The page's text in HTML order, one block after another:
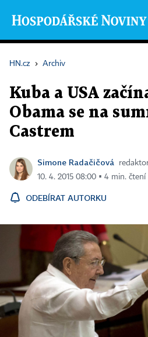
HN.cz › Archiv
Kuba a USA
Obama se na
Castrem
Simone Radačičová
10. 4. 2015 08:00 ▪ 4 min. čtení
ODEBÍRAT AUTORKU